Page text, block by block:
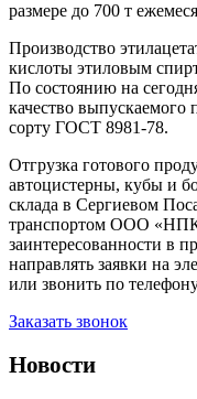
размере до 700 т
Производство
кислоты этиловым
По состоянию на
качество
сорту ГОСТ 8981-78.
Отгрузка готового
автоцистерны, кубы и
склада в Сергиевом
транспортом ООО
заинтересованности в
направлять заявки на
или звонить по
Заказать звонок
Новости